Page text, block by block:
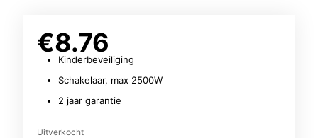
€8.76
Kinderbeveiliging
Schakelaar, max 2500W
2 jaar garantie
Uitverkocht